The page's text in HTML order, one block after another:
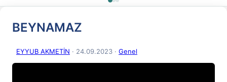
BEYNAMAZ
EYYUB AKMETİN · 24.09.2023 · Genel